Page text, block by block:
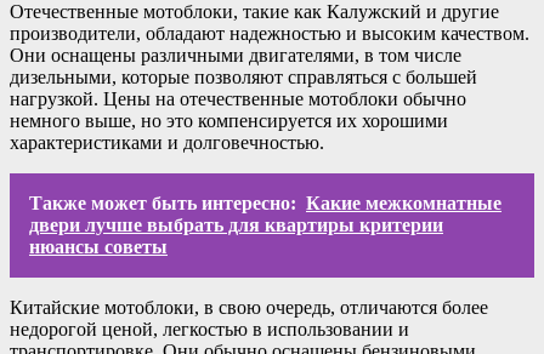
Отечественные мотоблоки, такие как Калужский и другие
производители, обладают надежностью и высоким качеством.
Они оснащены различными двигателями, в том числе
дизельными, которые позволяют справляться с большей
нагрузкой. Цены на отечественные мотоблоки обычно
немного выше, но это компенсируется их хорошими
характеристиками и долговечностью.
Также может быть интересно: Какие межкомнатные
двери лучше выбрать для квартиры критерии
нюансы советы
Китайские мотоблоки, в свою очередь, отличаются более
недорогой ценой, легкостью в использовании и